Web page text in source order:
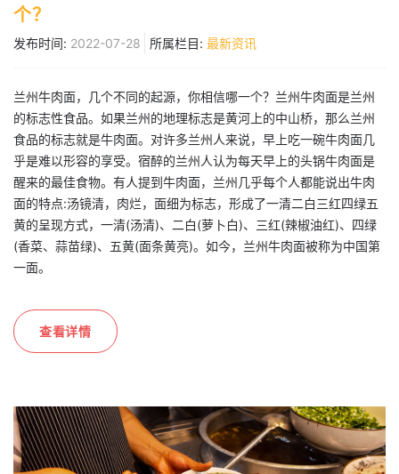
个？
发布时间: 2022-07-28 所属栏目: 最新资讯
兰州牛肉面，几个不同的起源，你相信哪一个？兰州牛肉面是兰州
的标志性食品。如果兰州的地理标志是黄河上的中山桥，那么兰州
食品的标志就是牛肉面。对许多兰州人来说，早上吃一碗牛肉面几
乎是难以形容的享受。宿醉的兰州人认为每天早上的头锅牛肉面是
醒来的最佳食物。有人提到牛肉面，兰州几乎每个人都能说出牛肉
面的特点:汤镜清，肉烂，面细为标志，形成了一清二白三红四绿五
黄的呈现方式，一清(汤清)、二白(萝卜白)、三红(辣椒油红)、四绿
(香菜、蒜苗绿)、五黄(面条黄亮)。如今，兰州牛肉面被称为中国第
一面。
查看详情